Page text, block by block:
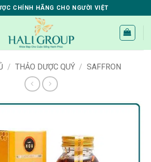
CHÍNH HÃNG CHO NGƯỜI VIỆT
/ THẢO DƯỢC QUÝ / SAFFRON